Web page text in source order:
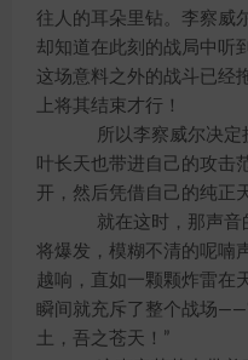
往人的耳朵里钻。李察威
却知道在此刻的战局中听
这场意料之外的战斗已经
上将其结束才行！
所以李察威尔决定
叶长天也带进自己的攻击
开，然后凭借自己的纯正
就在这时，那声音
将爆发，模糊不清的呢喃
越响，直如一颗颗炸雷在
瞬间就充斥了整个战场
土，吾之苍天！”